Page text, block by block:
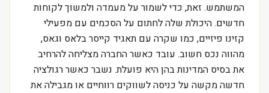
המשתמש. זאת, כדי לשמור על מעמדה ולמשוך לקוחות
חדשים. היכולת שלה לחתום על הסכמים עם מפעילי
קזינו פיזיים, כמו שקרה עם תאגיד קייסר בלאס וגאס,
מהווה נכס חשוב. עובד כאשר החברה מצליחה להרחיב
את בסיס המדינות בהן היא פועלת. נשבר כאשר רגולציה
חדשה מקשה על כניסה לשווקים רווחיים או מגבילה את